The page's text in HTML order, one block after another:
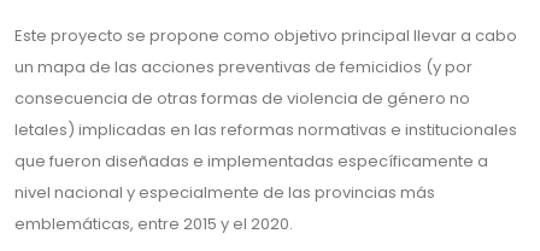
Este proyecto se propone como objetivo principal llevar a cabo
un mapa de las acciones preventivas de femicidios (y por
consecuencia de otras formas de violencia de género no
letales) implicadas en las reformas normativas e institucionales
que fueron diseñadas e implementadas específicamente a
nivel nacional y especialmente de las provincias más
emblemáticas, entre 2015 y el 2020.